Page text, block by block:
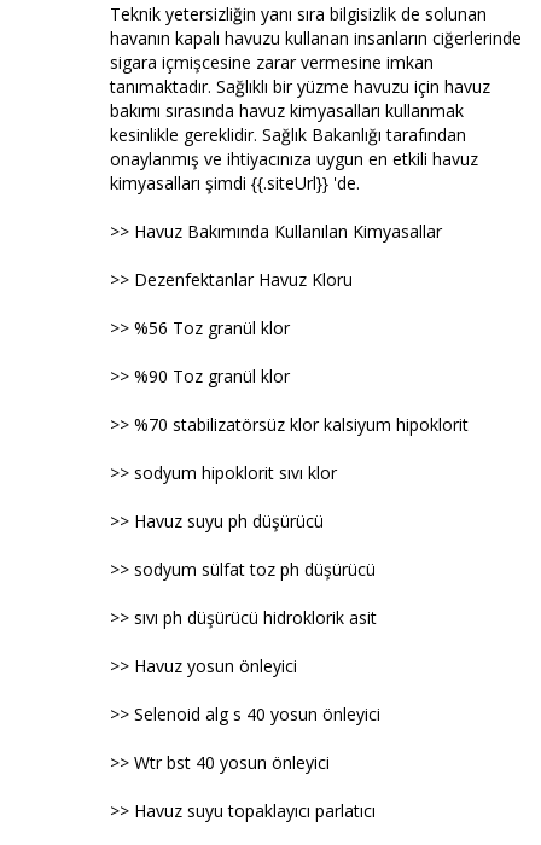
Teknik yetersizliğin yanı sıra bilgisizlik de solunan
havanın kapalı havuzu kullanan insanların ciğerlerinde
sigara içmişcesine zarar vermesine imkan
tanımaktadır. Sağlıklı bir yüzme havuzu için havuz
bakımı sırasında havuz kimyasalları kullanmak
kesinlikle gereklidir. Sağlık Bakanlığı tarafından
onaylanmış ve ihtiyacınıza uygun en etkili havuz
kimyasalları şimdi {{.siteUrl}} 'de.
>> Havuz Bakımında Kullanılan Kimyasallar
>> Dezenfektanlar Havuz Kloru
>> %56 Toz granül klor
>> %90 Toz granül klor
>> %70 stabilizatörsüz klor kalsiyum hipoklorit
>> sodyum hipoklorit sıvı klor
>> Havuz suyu ph düşürücü
>> sodyum sülfat toz ph düşürücü
>> sıvı ph düşürücü hidroklorik asit
>> Havuz yosun önleyici
>> Selenoid alg s 40 yosun önleyici
>> Wtr bst 40 yosun önleyici
>> Havuz suyu topaklayıcı parlatıcı